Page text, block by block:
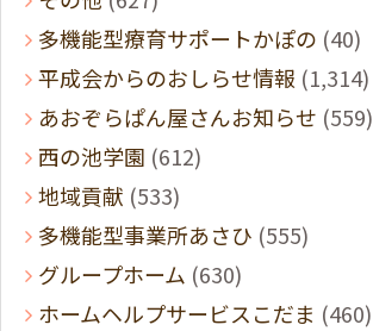
多機能型療育サポートかぽの (40)
平成会からのおしらせ情報 (1,314)
あおぞらぱん屋さんお知らせ (559)
西の池学園 (612)
地域貢献 (533)
多機能型事業所あさひ (555)
グループホーム (630)
ホームヘルプサービスこだま (460)